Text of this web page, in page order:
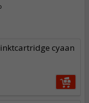
inktcartridge cyaan